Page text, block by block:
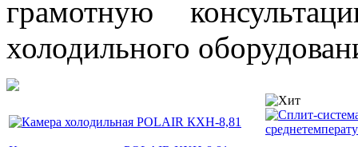
грамотную
холодильного